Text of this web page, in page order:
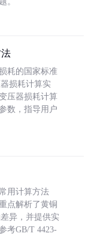
耗的国家标准
器损耗计算实
压器损耗计算
数，指导用户
用计算方法
点解析了黄铜
异，并提供实
考GB/T 4423-